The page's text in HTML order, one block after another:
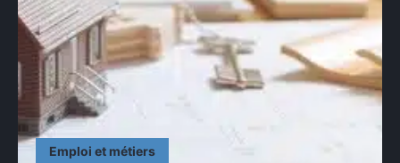
Emploi et métiers